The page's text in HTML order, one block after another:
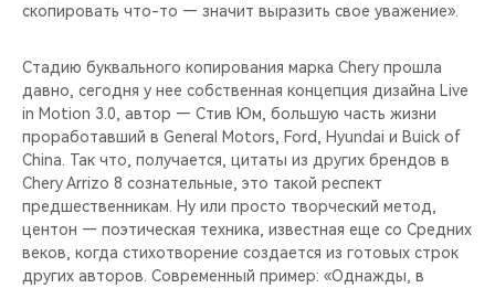
скопировать что-то — значит выразить свое уважение».
Стадию буквального копирования марка Chery прошла
давно, сегодня у нее собственная концепция дизайна Live
in Motion 3.0, автор — Стив Юм, большую часть жизни
проработавший в General Motors, Ford, Hyundai и Buick of
China. Так что, получается, цитаты из других брендов в
Chery Arrizo 8 сознательные, это такой респект
предшественникам. Ну или просто творческий метод,
центон — поэтическая техника, известная еще со Средних
веков, когда стихотворение создается из готовых строк
других авторов. Современный пример: «Однажды, в